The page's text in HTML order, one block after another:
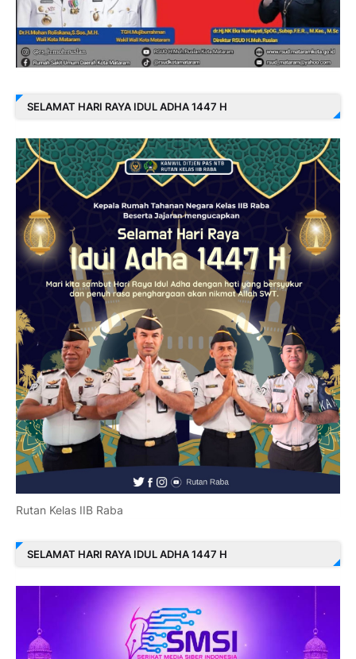
SELAMAT HARI RAYA IDUL ADHA 1447 H
Rutan Kelas IIB Raba
SELAMAT HARI RAYA IDUL ADHA 1447 H